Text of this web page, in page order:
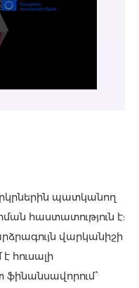
պատկանող
հաստատություն է:
վարկանիշի
հուսալի
ֆինանսավորում՝